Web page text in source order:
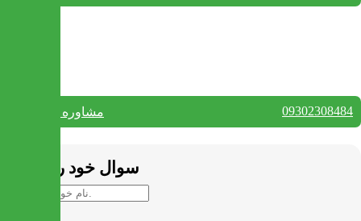
مشاوره واتس آپ 09302308484
سوال خود را بپرسید